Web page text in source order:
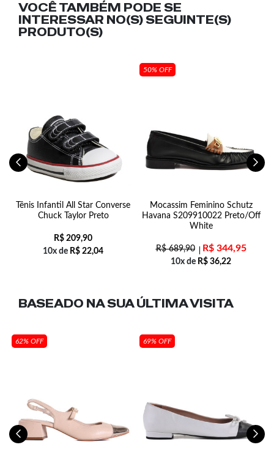
VOCÊ TAMBÉM PODE SE
INTERESSAR NO(S) SEGUINTE(S)
PRODUTO(S)
Tênis Infantil All Star Converse
Chuck Taylor Preto
R$ 209,90
10x de R$ 22,04
50% OFF
Mocassim Feminino Schutz
Havana S209910022 Preto/Off
White
R$689,90 R$344,95
10x de R$ 36,22
BASEADO NA SUAÚLTIMA VISITA
62% OFF 69% OFF